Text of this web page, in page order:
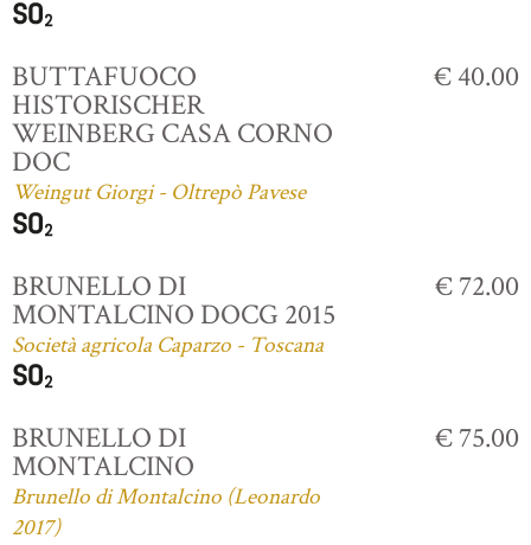
BUTTAFUOCO
HISTORISCHER
WEINBERG CASA CORNO
DOC
Weingut Giorgi - Oltrepò Pavese
€ 40.00
BRUNELLO DI
MONTALCINO DOCG 2015
Società agricola Caparzo - Toscana
€ 72.00
BRUNELLO DI
MONTALCINO
Brunello di Montalcino (Leonardo
2017)
€ 75.00